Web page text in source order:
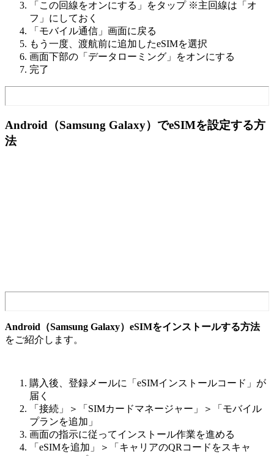
「この回線をオンにする」をタップ ※主回線は「オ
フ」にしておく
「モバイル通信」画面に戻る
もう一度、渡航前に追加したeSIMを選択
画面下部の「データローミング」をオンにする
完了
Android（Samsung Galaxy）でeSIMを設定する方
法
Android（Samsung Galaxy）eSIMをインストールする方法
をご紹介します。
購入後、登録メールに「eSIMインストールコード」が
届く
「接続」＞「SIMカードマネージャー」＞「モバイル
プランを追加」
画面の指示に従ってインストール作業を進める
「eSIMを追加」＞「キャリアのQRコードをスキャ